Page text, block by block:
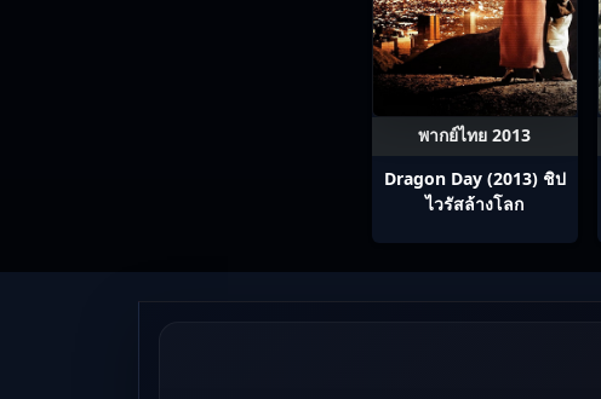
พากย์ไทย 2013
Dragon Day (2013) ชิป
ไวรัสล้างโลก